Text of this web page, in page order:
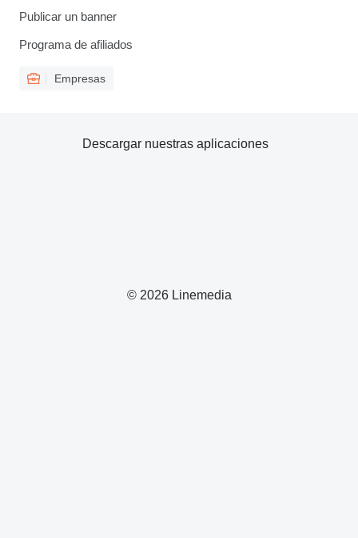
Publicar un banner
Programa de afiliados
Empresas
© 2026 Linemedia
Descargar nuestras aplicaciones